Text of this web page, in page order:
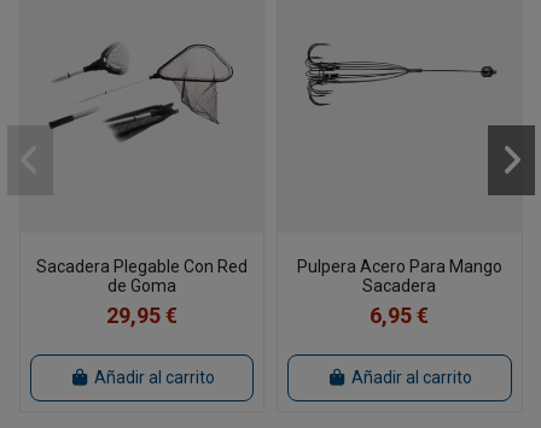
Sacadera Plegable Con Red
de Goma
29,95 €
Añadir al carrito
Pulpera Acero Para Mango
Sacadera
6,95 €
Añadir al carrito